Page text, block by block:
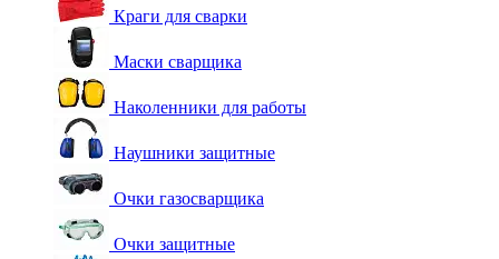
Краги для сварки
Маски сварщика
Наколенники для работы
Наушники защитные
Очки газосварщика
Очки защитные